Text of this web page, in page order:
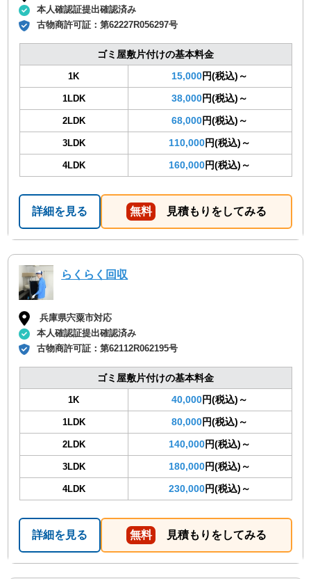
本人確認証提出確認済み
古物商許可証：第62227R056297号
ゴミ屋敷片付けの基本料金
1K 15,000円(税込)～
1LDK 38,000円(税込)～
2LDK 68,000円(税込)～
3LDK 110,000円(税込)～
4LDK 160,000円(税込)～
詳細を見る 無料 見積もりをしてみる
らくらく回収
兵庫県宍粟市対応
本人確認証提出確認済み
古物商許可証：第62112R062195号
ゴミ屋敷片付けの基本料金
1K 40,000円(税込)～
1LDK 80,000円(税込)～
2LDK 140,000円(税込)～
3LDK 180,000円(税込)～
4LDK 230,000円(税込)～
詳細を見る 無料 見積もりをしてみる